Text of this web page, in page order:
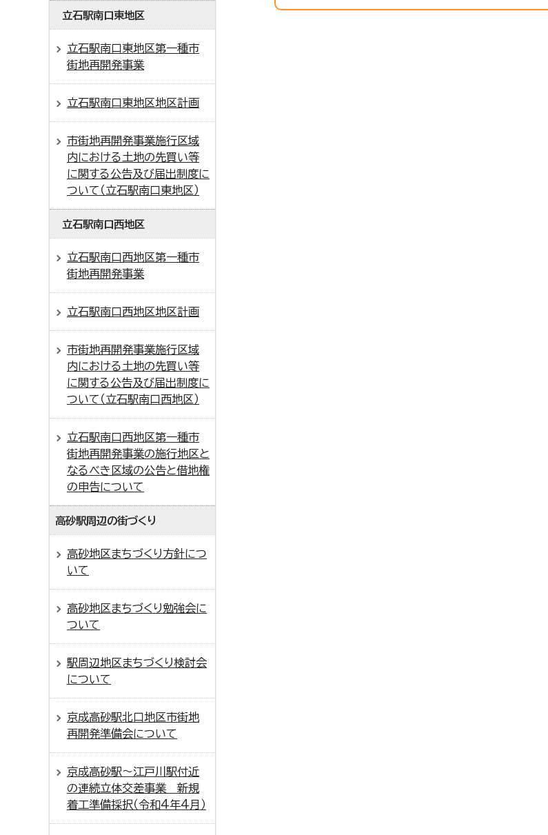
立石駅南口東地区
立石駅南口東地区第一種市
街地再開発事業
立石駅南口東地区地区計画
市街地再開発事業施行区域
内における土地の先買い等
に関する公告及び届出制度に
ついて（立石駅南口東地区）
立石駅南口西地区
立石駅南口西地区第一種市
街地再開発事業
立石駅南口西地区地区計画
市街地再開発事業施行区域
内における土地の先買い等
に関する公告及び届出制度に
ついて（立石駅南口西地区）
立石駅南口西地区第一種市
街地再開発事業の施行地区と
なるべき区域の公告と借地権
の申告について
高砂駅周辺の街づくり
高砂地区まちづくり方針につ
いて
高砂地区まちづくり勉強会に
ついて
駅周辺地区まちづくり検討会
について
京成高砂駅北口地区市街地
再開発準備会について
京成高砂駅～江戸川駅付近
の連続立体交差事業 新規
着工準備採択（令和4年4月）